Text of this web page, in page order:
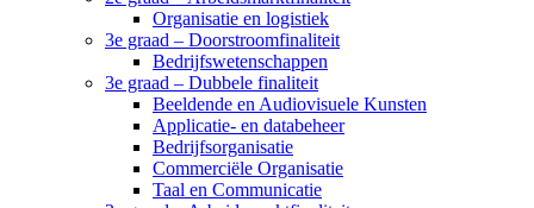
Organisatie en logistiek
3e graad – Doorstroomfinaliteit
Bedrijfswetenschappen
3e graad – Dubbele finaliteit
Beeldende en Audiovisuele Kunsten
Applicatie- en databeheer
Bedrijfsorganisatie
Commerciële Organisatie
Taal en Communicatie